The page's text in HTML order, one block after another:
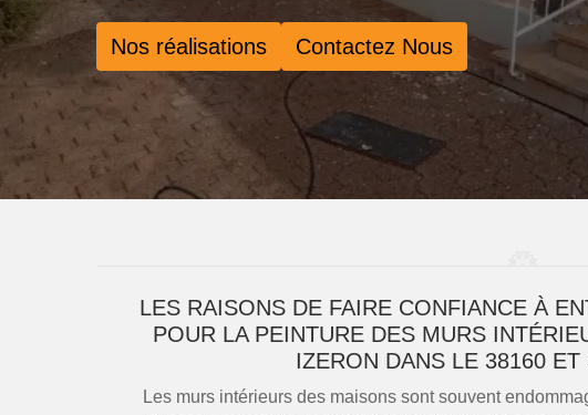
Nos réalisations Contactez Nous
LES RAISONS DE FAIRE CONFIANCE À
POUR LA PEINTURE DES MURS
IZERON DANS LE 38160
Les murs intérieurs des maisons sont souvent